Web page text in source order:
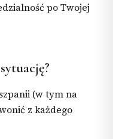
po Twojej
(w tym na
z każdego